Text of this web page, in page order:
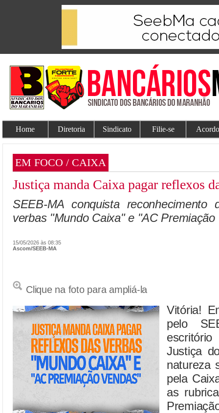
Home Diretoria Sindicato Filie-se
EM FOCO / CAIXA
Justiça manda Caixa pagar reflexos
SEEB-MA conquista reconhecimento
verbas "Mundo Caixa" e "AC Premiação
15/05/2026 às 08:35
Ascom/SEEB-MA
Clique na foto para ampliá-la
Vitória!
pelo
Justiça
natureza
pela
as